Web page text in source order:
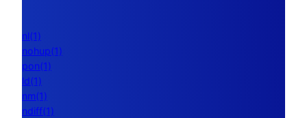
nl(1)
nohup(1)
pon(1)
ld(1)
nm(1)
ndiff(1)